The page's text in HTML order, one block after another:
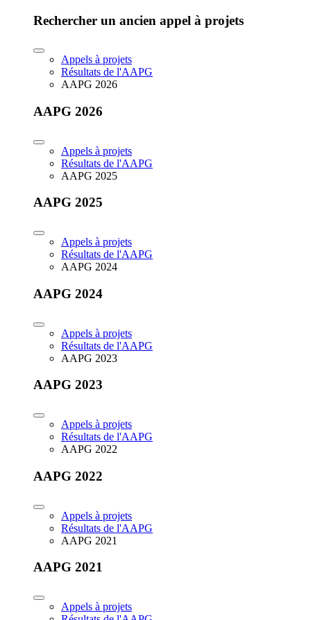
Rechercher un ancien appel à projets
Appels à projets
Résultats de l'AAPG
AAPG 2026
AAPG 2026
Appels à projets
Résultats de l'AAPG
AAPG 2025
AAPG 2025
Appels à projets
Résultats de l'AAPG
AAPG 2024
AAPG 2024
Appels à projets
Résultats de l'AAPG
AAPG 2023
AAPG 2023
Appels à projets
Résultats de l'AAPG
AAPG 2022
AAPG 2022
Appels à projets
Résultats de l'AAPG
AAPG 2021
AAPG 2021
Appels à projets